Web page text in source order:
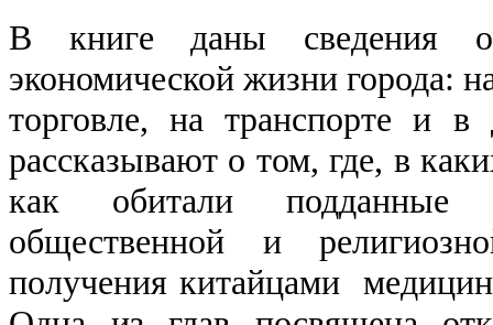
В книге даны сведения
экономической жизни города:
торговле, на транспорте и в
рассказывают о том, где, в
как обитали
общественной и
получения китайцами